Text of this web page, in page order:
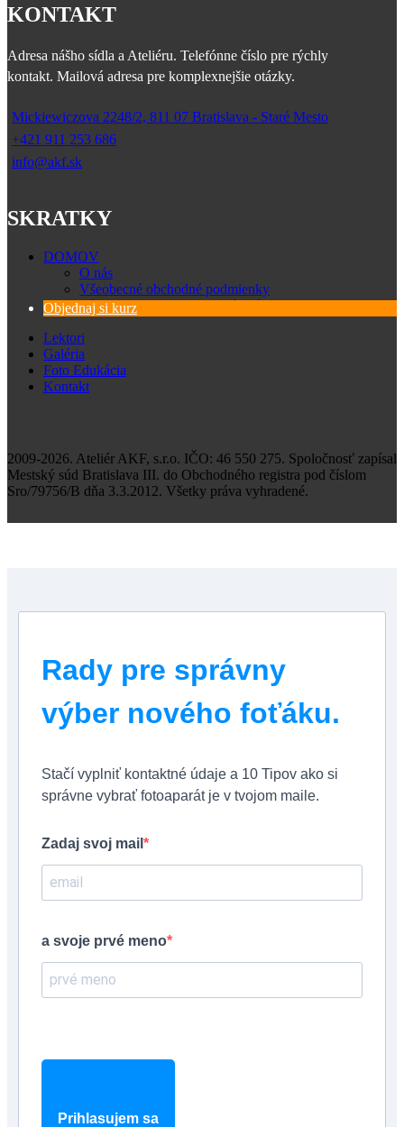
KONTAKT
Adresa nášho sídla a Ateliéru. Telefónne číslo pre rýchly
kontakt. Mailová adresa pre komplexnejšie otázky.
Mickiewiczova 2248/2, 811 07 Bratislava - Staré Mesto
+421 911 253 686
info@akf.sk
SKRATKY
DOMOV
O nás
Všeobecné obchodné podmienky
Zásady spracovania osobných údajov
Objednaj si kurz
Lektori
Galéria
Foto Edukácia
Kontakt
2009-2026. Ateliér AKF, s.r.o. IČO: 46 550 275. Spoločnosť zapísal
Mestský súd Bratislava III. do Obchodného registra pod číslom
Sro/79756/B dňa 3.3.2012. Všetky práva vyhradené.
Rady pre správny
výber nového foťáku.
Stačí vyplniť kontaktné údaje a 10 Tipov ako si
správne vybrať fotoaparát je v tvojom maile.
Zadaj svoj mail
a svoje prvé meno
Prihlasujem sa